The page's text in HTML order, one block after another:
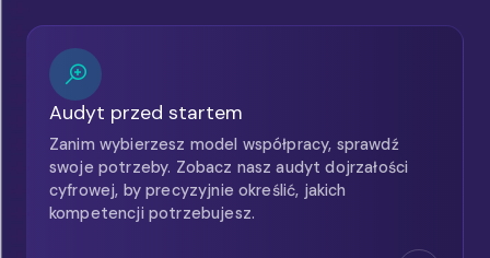
Audyt przed startem
Zanim wybierzesz model współpracy, sprawdź
swoje potrzeby. Zobacz nasz audyt dojrzałości
cyfrowej, by precyzyjnie określić, jakich
kompetencji potrzebujesz.